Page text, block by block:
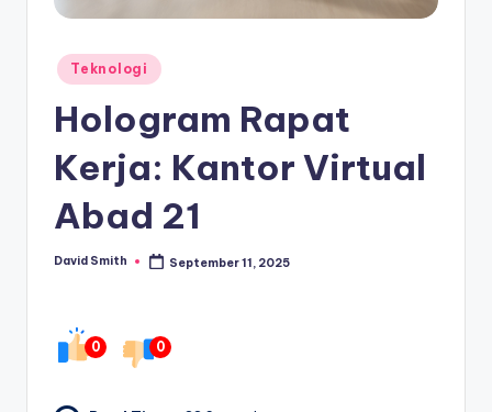
Posted
in
Teknologi
Hologram Rapat
Kerja: Kantor Virtual
Abad 21
Posted
David Smith September 11, 2025
0 0